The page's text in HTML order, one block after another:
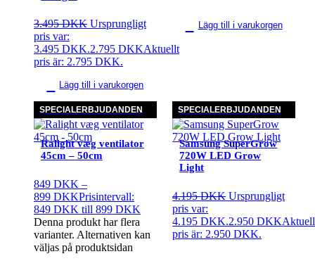
3.495DKK Ursprungligt
pris var:
3.495 DKK.2.795 DKKAktuellt
pris är: 2.795 DKK.
Lägg till i varukorgen
Lägg till i varukorgen
SPECIALERBJUDANDEN
Ralight væg ventilator
45cm – 50cm
849 DKK –
899 DKKPrisintervall:
849 DKK till 899 DKK
Denna produkt har flera
varianter. Alternativen kan
väljas på produktsidan
SPECIALERBJUDANDEN
Samsung SuperGrow
720W LED Grow
Light
4.195DKK Ursprungligt
pris var:
4.195 DKK.2.950DKK
pris är: 2.950 DKK.